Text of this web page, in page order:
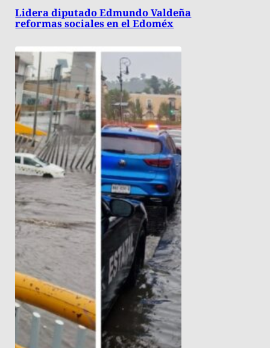
Lidera diputado Edmundo Valdeña
reformas sociales en el Edoméx